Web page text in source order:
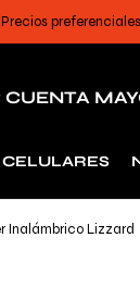
Precios
CUENTA
CELULARES
Inalámbrico Lizzard